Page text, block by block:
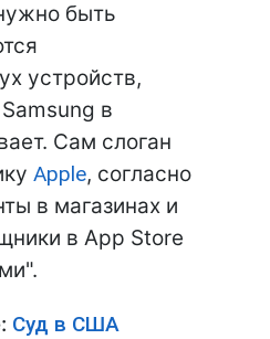
быть
устройств,
в
Сам слоган
Apple, согласно
в магазинах и
в App Store
Суд в США